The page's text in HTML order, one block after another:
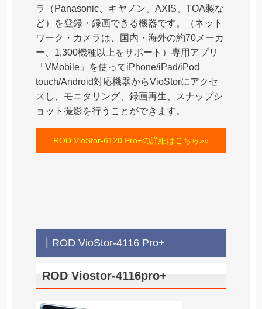
ラ（Panasonic、キヤノン、AXIS、TOA製な
ど）を登録・録画できる機器です。（ネット
ワーク・カメラは、国内・海外の約70メーカ
ー、1,300機種以上をサポート）専用アプリ
「VMobile」を使ってiPhone/iPad/iPod
touch/Android対応機器からVioStorにアクセ
スし、モニタリング、録画再生、スナップシ
ョット撮影を行うことができます。
ROD VioStor-6120 Pro+の詳細はこちら»»
┃ROD VioStor-4116 Pro+
ROD Viostor-4116pro+